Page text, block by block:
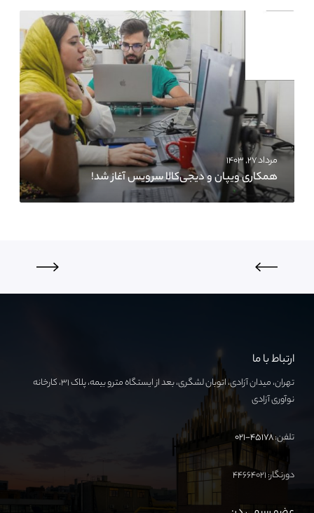
مرداد ۲۷, ۱۴۰۳
همکاری ویپان و دیجی‌کالا سرویس آغاز شد!
ارتباط با ما
تهران، میدان آزادی، اتوبان لشگری، بعد از ایستگاه مترو بیمه، پلاک ۳۱، کارخانه
نوآوری آزادی
تلفن:۴۵۱۷۸-۰۲۱
دورنگار: ۴۴۶۶۴۰۲۱